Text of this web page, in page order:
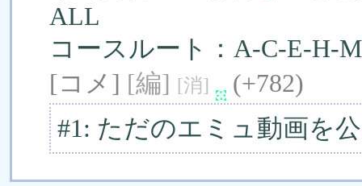
ALL
コースルート：A-C-E-H-
[コメ] [編] [消]
(+782)
#1: ただのエミュ動画を